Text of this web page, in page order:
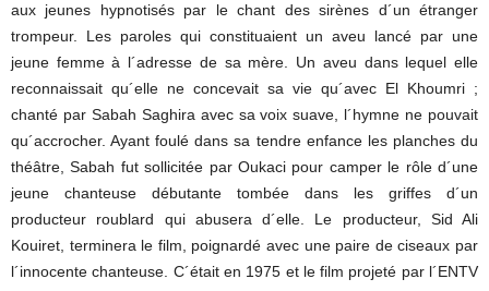
aux jeunes hypnotisés par le chant des sirènes d´un étranger
trompeur. Les paroles qui constituaient un aveu lancé par une
jeune femme à l´adresse de sa mère. Un aveu dans lequel elle
reconnaissait qu´elle ne concevait sa vie qu´avec El Khoumri ;
chanté par Sabah Saghira avec sa voix suave, l´hymne ne pouvait
qu´accrocher. Ayant foulé dans sa tendre enfance les planches du
théâtre, Sabah fut sollicitée par Oukaci pour camper le rôle d´une
jeune chanteuse débutante tombée dans les griffes d´un
producteur roublard qui abusera d´elle. Le producteur, Sid Ali
Kouiret, terminera le film, poignardé avec une paire de ciseaux par
l´innocente chanteuse. C´était en 1975 et le film projeté par l´ENTV